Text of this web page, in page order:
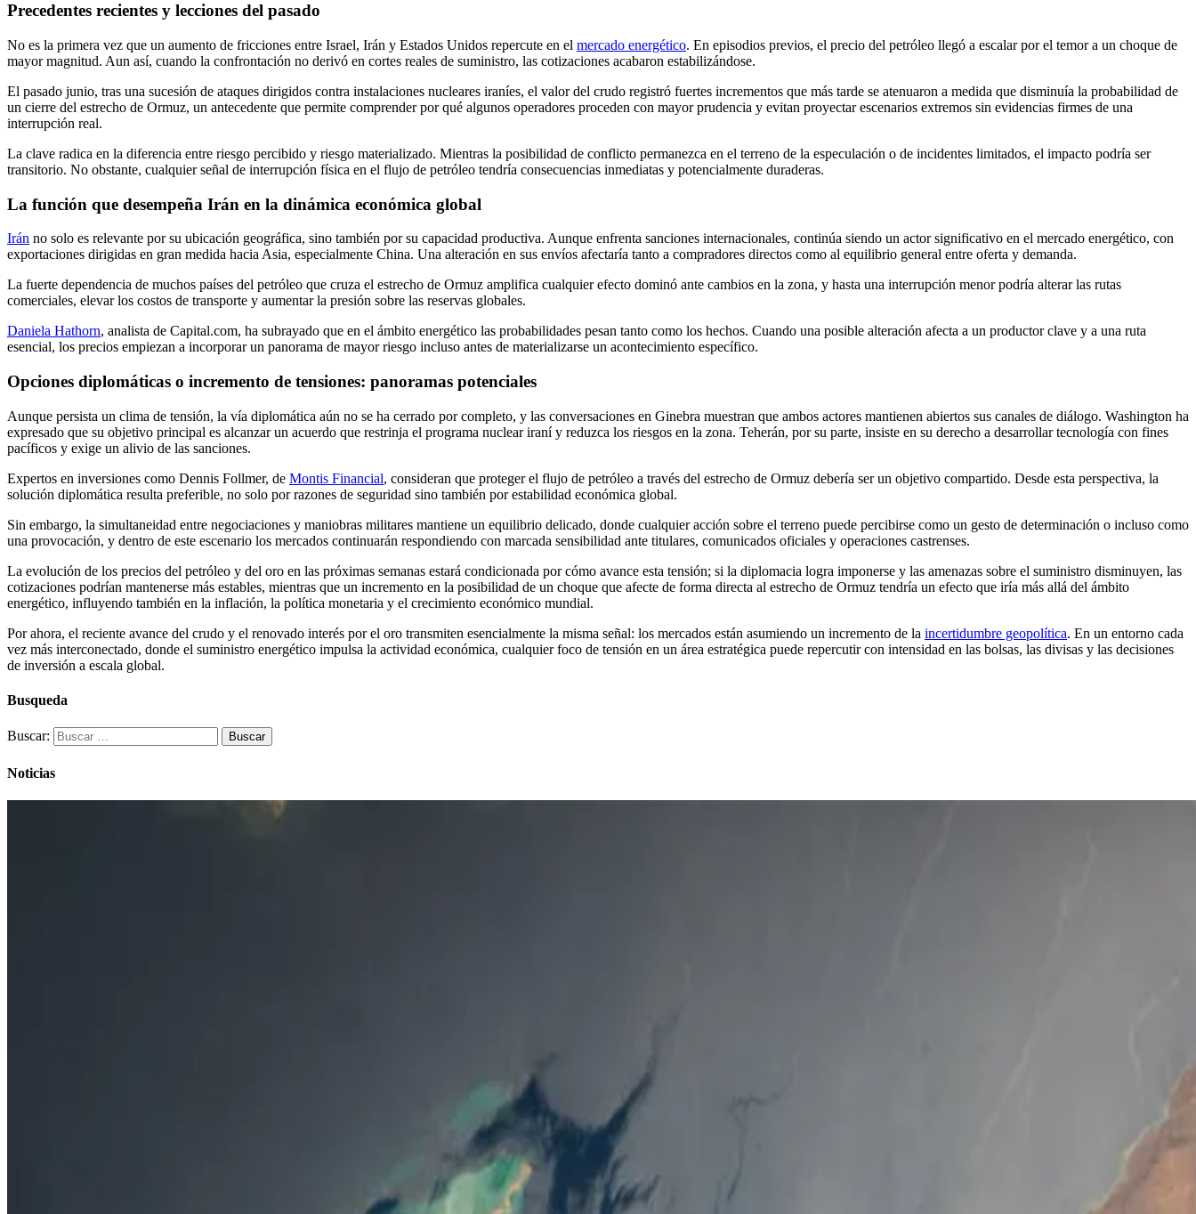
Precedentes recientes y lecciones del pasado
No es la primera vez que un aumento de fricciones entre Israel, Irán y Estados Unidos repercute en el mercado energético. En episodios previos, el precio del petróleo llegó a escalar por el temor a un choque de
mayor magnitud. Aun así, cuando la confrontación no derivó en cortes reales de suministro, las cotizaciones acabaron estabilizándose.
El pasado junio, tras una sucesión de ataques dirigidos contra instalaciones nucleares iraníes, el valor del crudo registró fuertes incrementos que más tarde se atenuaron a medida que disminuía la probabilidad de
un cierre del estrecho de Ormuz, un antecedente que permite comprender por qué algunos operadores proceden con mayor prudencia y evitan proyectar escenarios extremos sin evidencias firmes de una
interrupción real.
La clave radica en la diferencia entre riesgo percibido y riesgo materializado. Mientras la posibilidad de conflicto permanezca en el terreno de la especulación o de incidentes limitados, el impacto podría ser
transitorio. No obstante, cualquier señal de interrupción física en el flujo de petróleo tendría consecuencias inmediatas y potencialmente duraderas.
La función que desempeña Irán en la dinámica económica global
Irán no solo es relevante por su ubicación geográfica, sino también por su capacidad productiva. Aunque enfrenta sanciones internacionales, continúa siendo un actor significativo en el mercado energético, con
exportaciones dirigidas en gran medida hacia Asia, especialmente China. Una alteración en sus envíos afectaría tanto a compradores directos como al equilibrio general entre oferta y demanda.
La fuerte dependencia de muchos países del petróleo que cruza el estrecho de Ormuz amplifica cualquier efecto dominó ante cambios en la zona, y hasta una interrupción menor podría alterar las rutas
comerciales, elevar los costos de transporte y aumentar la presión sobre las reservas globales.
Daniela Hathorn, analista de Capital.com, ha subrayado que en el ámbito energético las probabilidades pesan tanto como los hechos. Cuando una posible alteración afecta a un productor clave y a una ruta
esencial, los precios empiezan a incorporar un panorama de mayor riesgo incluso antes de materializarse un acontecimiento específico.
Opciones diplomáticas o incremento de tensiones: panoramas potenciales
Aunque persista un clima de tensión, la vía diplomática aún no se ha cerrado por completo, y las conversaciones en Ginebra muestran que ambos actores mantienen abiertos sus canales de diálogo. Washington ha
expresado que su objetivo principal es alcanzar un acuerdo que restrinja el programa nuclear iraní y reduzca los riesgos en la zona. Teherán, por su parte, insiste en su derecho a desarrollar tecnología con fines
pacíficos y exige un alivio de las sanciones.
Expertos en inversiones como Dennis Follmer, de Montis Financial, consideran que proteger el flujo de petróleo a través del estrecho de Ormuz debería ser un objetivo compartido. Desde esta perspectiva, la
solución diplomática resulta preferible, no solo por razones de seguridad sino también por estabilidad económica global.
Sin embargo, la simultaneidad entre negociaciones y maniobras militares mantiene un equilibrio delicado, donde cualquier acción sobre el terreno puede percibirse como un gesto de determinación o incluso como
una provocación, y dentro de este escenario los mercados continuarán respondiendo con marcada sensibilidad ante titulares, comunicados oficiales y operaciones castrenses.
La evolución de los precios del petróleo y del oro en las próximas semanas estará condicionada por cómo avance esta tensión; si la diplomacia logra imponerse y las amenazas sobre el suministro disminuyen, las
cotizaciones podrían mantenerse más estables, mientras que un incremento en la posibilidad de un choque que afecte de forma directa al estrecho de Ormuz tendría un efecto que iría más allá del ámbito
energético, influyendo también en la inflación, la política monetaria y el crecimiento económico mundial.
Por ahora, el reciente avance del crudo y el renovado interés por el oro transmiten esencialmente la misma señal: los mercados están asumiendo un incremento de la incertidumbre geopolítica. En un entorno cada
vez más interconectado, donde el suministro energético impulsa la actividad económica, cualquier foco de tensión en un área estratégica puede repercutir con intensidad en las bolsas, las divisas y las decisiones
de inversión a escala global.
Busqueda
Buscar:
Noticias